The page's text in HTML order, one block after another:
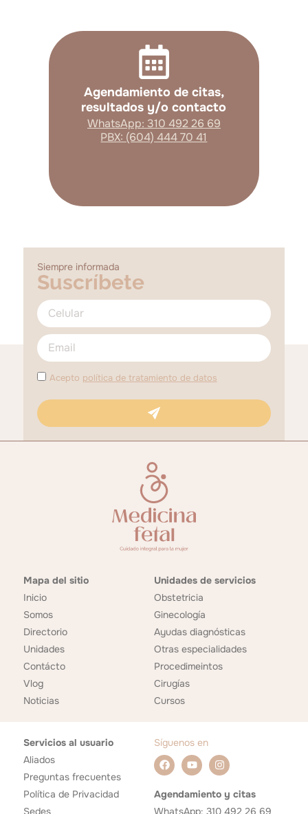
Agendamiento de citas,
resultados y/o contacto
WhatsApp: 310 492 26 69
PBX: (604) 444 70 41
Siempre informada
Suscríbete
Acepto política de tratamiento de datos
Mapa del sitio
Inicio
Somos
Directorio
Unidades
Contácto
Vlog
Noticias
Unidades de servicios
Obstetricia
Ginecología
Ayudas diagnósticas
Otras especialidades
Procedimeintos
Cirugías
Cursos
Servicios al usuario
Aliados
Preguntas frecuentes
Política de Privacidad
Sedes
Síguenos en
Agendamiento y citas
WhatsApp: 310 492 26 69